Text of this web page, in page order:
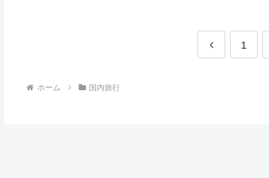
前 1
ホーム 国内旅行